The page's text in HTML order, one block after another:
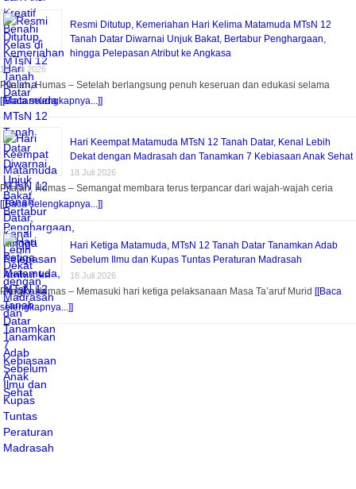
Resmi Ditutup, Kemeriahan Hari Kelima Matamuda MTsN 12
Tanah Datar Diwarnai Unjuk Bakat, Bertabur Penghargaan,
hingga Pelepasan Atribut ke Angkasa
18 Juli 2026
Pitalah, Humas – Setelah berlangsung penuh keseruan dan edukasi selama
[[Baca selengkapnya...]]
Hari Keempat Matamuda MTsN 12 Tanah Datar, Kenal Lebih
Dekat dengan Madrasah dan Tanamkan 7 Kebiasaan Anak Sehat
18 Juli 2026
Pitalah, Humas – Semangat membara terus terpancar dari wajah-wajah ceria
[[Baca selengkapnya...]]
Hari Ketiga Matamuda, MTsN 12 Tanah Datar Tanamkan Adab
Sebelum Ilmu dan Kupas Tuntas Peraturan Madrasah
18 Juli 2026
Pitalah, Humas – Memasuki hari ketiga pelaksanaan Masa Ta’aruf Murid [[Baca
selengkapnya...]]